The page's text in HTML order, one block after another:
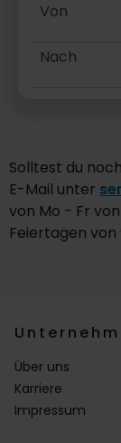
Von
Nach
Solltest du
E-Mail unter
von Mo - Fr von
Feiertagen von
Über uns
Karriere
Impressum